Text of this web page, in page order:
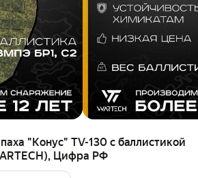
"Конус" TV-130 с баллистикой
Цифра РФ